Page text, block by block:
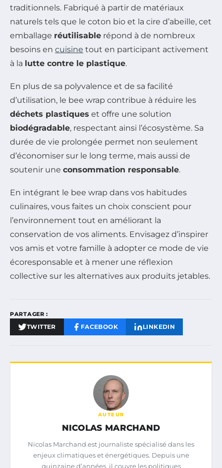
traditionnels. Fabriqué à partir de matériaux
naturels tels que le coton bio et la cire d’abeille, cet
emballage réutilisable répond à de nombreux
besoins en cuisine tout en participant activement
à la lutte contre le plastique.
En plus de sa polyvalence et de sa facilité
d’utilisation, le bee wrap contribue à réduire les
déchets plastiques et offre une solution
biodégradable, respectant ainsi l’écosystème. Sa
durée de vie prolongée permet non seulement
d’économiser sur le long terme, mais aussi de
soutenir une consommation responsable.
En intégrant le bee wrap dans vos habitudes
culinaires, vous faites un choix conscient pour
l’environnement tout en améliorant la
conservation de vos aliments. Envisagez d’inspirer
vos amis et votre famille à adopter ce mode de vie
écoresponsable et à mener une réflexion
collective sur les alternatives aux produits jetables.
PARTAGER :
TWITTER FACEBOOK LINKEDIN
AUTEUR
NICOLAS MARCHAND
Nicolas Marchand est journaliste spécialisé dans les
enjeux climatiques et énergétiques. Depuis une
quinzaine d’années, il couvre les politiques